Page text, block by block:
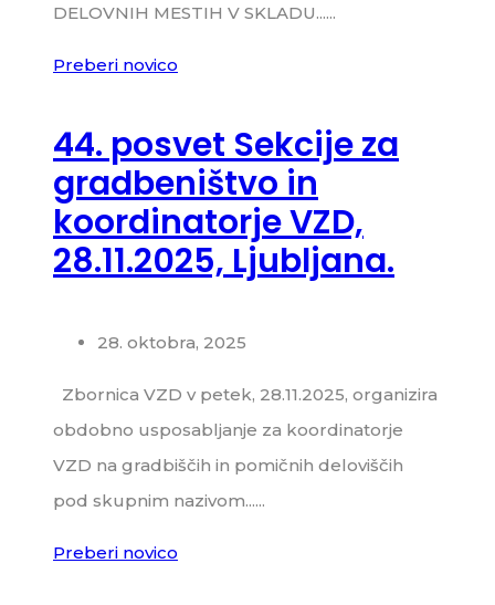
DELOVNIH MESTIH V SKLADU......
Preberi novico
44. posvet Sekcije za
gradbeništvo in
koordinatorje VZD,
28.11.2025, Ljubljana.
28. oktobra, 2025
Zbornica VZD v petek, 28.11.2025, organizira
obdobno usposabljanje za koordinatorje
VZD na gradbiščih in pomičnih deloviščih
pod skupnim nazivom......
Preberi novico